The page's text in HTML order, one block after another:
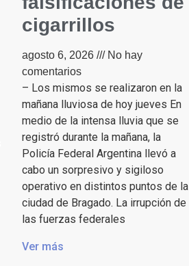
cigarrillos
agosto 6, 2026
No hay
comentarios
– Los mismos se realizaron en la
mañana lluviosa de hoy jueves En
medio de la intensa lluvia que se
registró durante la mañana, la
Policía Federal Argentina llevó a
cabo un sorpresivo y sigiloso
operativo en distintos puntos de la
ciudad de Bragado. La irrupción de
las fuerzas federales
Ver más